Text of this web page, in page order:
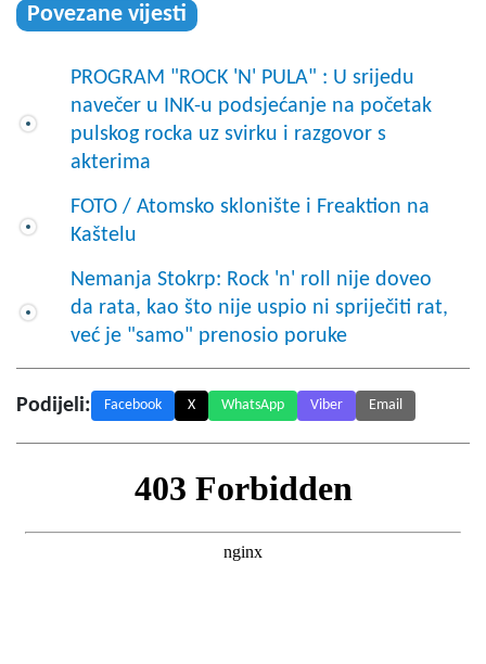
Povezane vijesti
PROGRAM "ROCK 'N' PULA" : U srijedu
navečer u INK-u podsjećanje na početak
pulskog rocka uz svirku i razgovor s
akterima
FOTO / Atomsko sklonište i Freaktion na
Kaštelu
Nemanja Stokrp: Rock 'n' roll nije doveo
da rata, kao što nije uspio ni spriječiti rat,
već je "samo" prenosio poruke
Podijeli: Facebook X WhatsApp Viber Email